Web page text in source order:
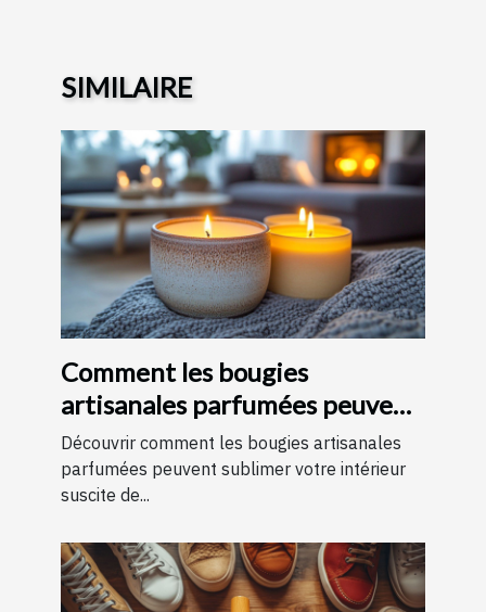
SIMILAIRE
Comment les bougies
artisanales parfumées peuvent
améliorer votre intérieur
Découvrir comment les bougies artisanales
parfumées peuvent sublimer votre intérieur
suscite de...